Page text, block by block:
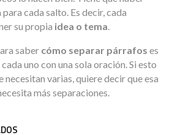
cada salto. Es decir, cada
su propia idea o tema.
saber cómo separar párrafos es
uno con una sola oración. Si esto
necesitan varias, quiere decir que esa
más separaciones.